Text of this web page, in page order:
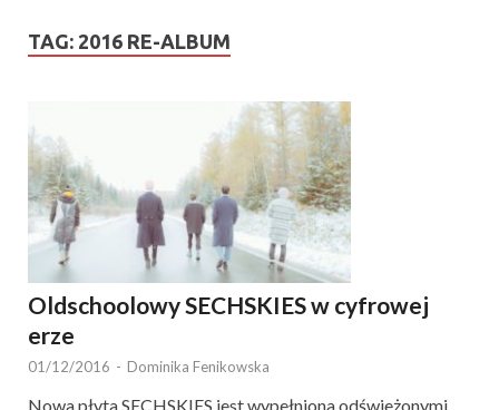
TAG: 2016 RE-ALBUM
Oldschoolowy SECHSKIES w cyfrowej
erze
01/12/2016 - Dominika Fenikowska
Nowa płyta SECHSKIES jest wypełniona odświeżonymi